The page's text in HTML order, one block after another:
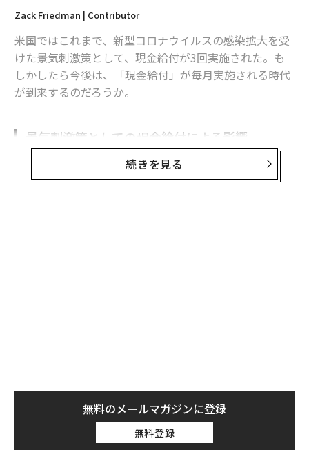
Zack Friedman | Contributor
米国ではこれまで、新型コロナウイルスの感染拡大を受
けた景気刺激策として、現金給付が3回実施された。も
しかしたら今後は、「現金給付」が毎月実施される時代
が到来するのだろうか。
景気刺激策としての現金給付による影響
米誌『ワシントン・ポスト』の経済記者ジェフ・スタイ
続きを見る
無料のメールマガジンに登録
無料登録